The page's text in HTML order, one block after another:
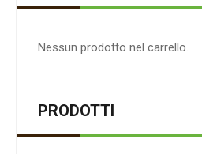
Nessun prodotto nel carrello.
PRODOTTI